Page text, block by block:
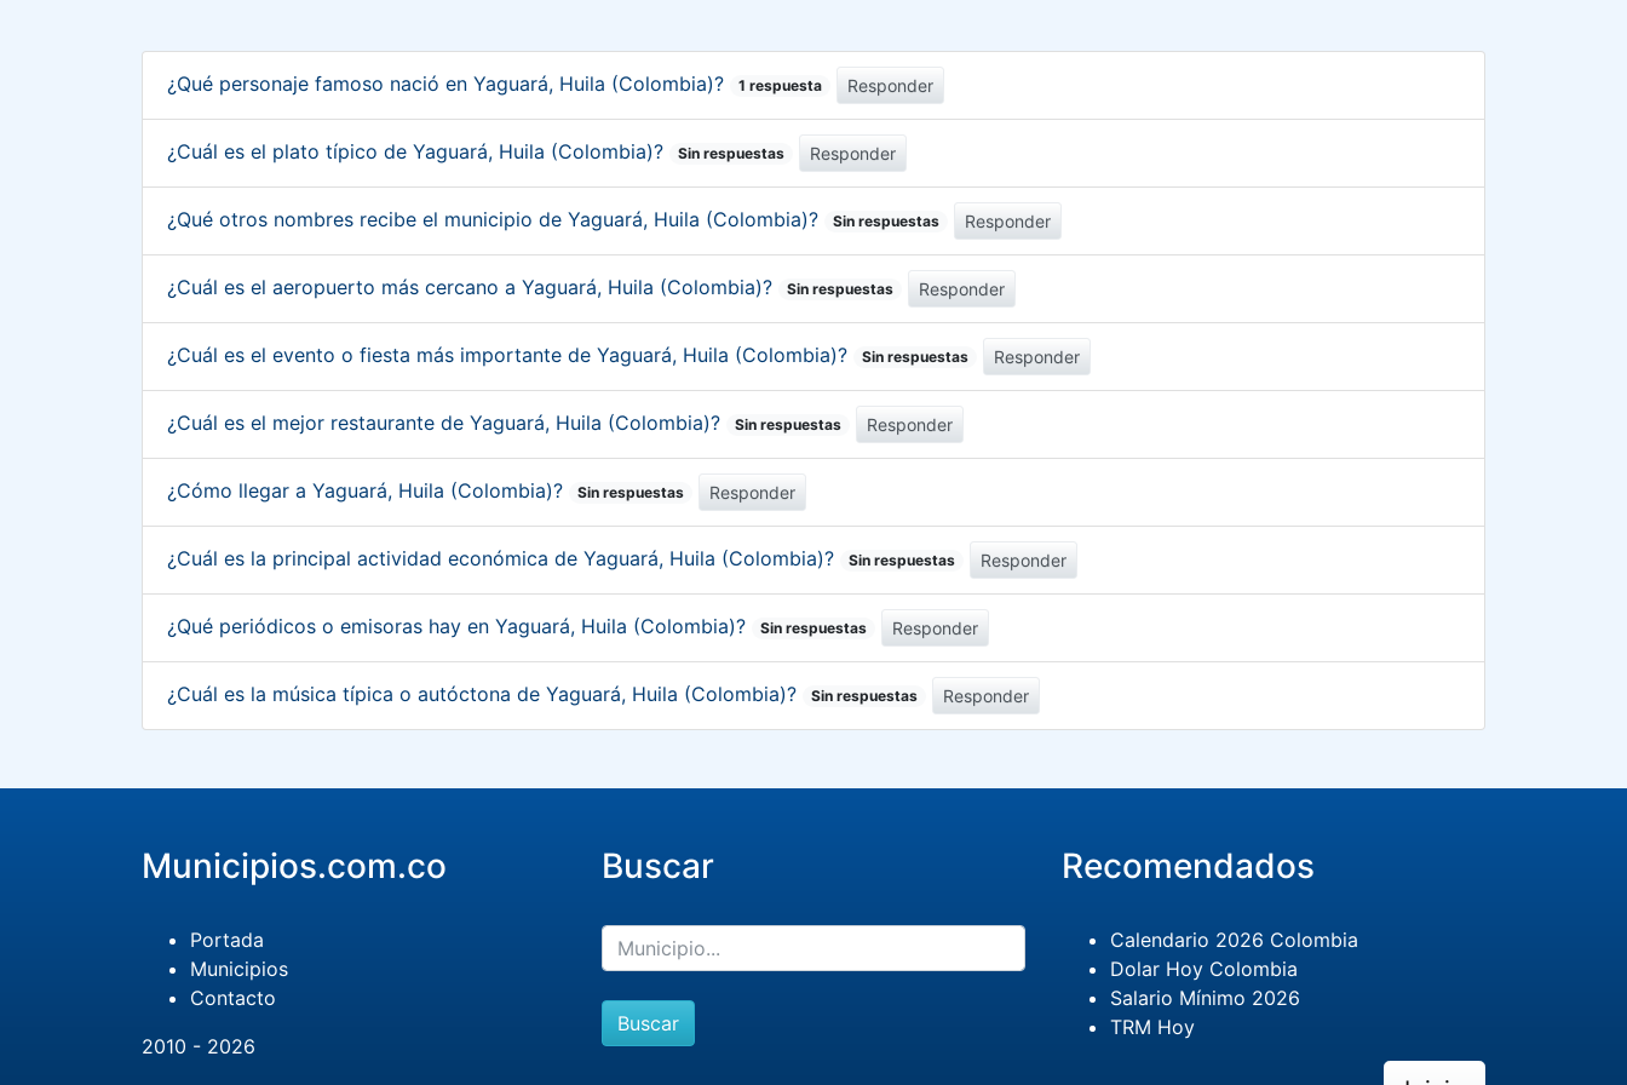
¿Qué personaje famoso nació en Yaguará, Huila (Colombia)? 1 respuesta Responder
¿Cuál es el plato típico de Yaguará, Huila (Colombia)? Sin respuestas Responder
¿Qué otros nombres recibe el municipio de Yaguará, Huila (Colombia)? Sin respuestas Responder
¿Cuál es el aeropuerto más cercano a Yaguará, Huila (Colombia)? Sin respuestas Responder
¿Cuál es el evento o fiesta más importante de Yaguará, Huila (Colombia)? Sin respuestas Responder
¿Cuál es el mejor restaurante de Yaguará, Huila (Colombia)? Sin respuestas Responder
¿Cómo llegar a Yaguará, Huila (Colombia)? Sin respuestas Responder
¿Cuál es la principal actividad económica de Yaguará, Huila (Colombia)? Sin respuestas Responder
¿Qué periódicos o emisoras hay en Yaguará, Huila (Colombia)? Sin respuestas Responder
¿Cuál es la música típica o autóctona de Yaguará, Huila (Colombia)? Sin respuestas Responder
Municipios.com.co
Portada
Municipios
Contacto
2010 - 2026
Buscar
Buscar
Recomendados
Calendario 2026 Colombia
Dolar Hoy Colombia
Salario Mínimo 2026
TRM Hoy